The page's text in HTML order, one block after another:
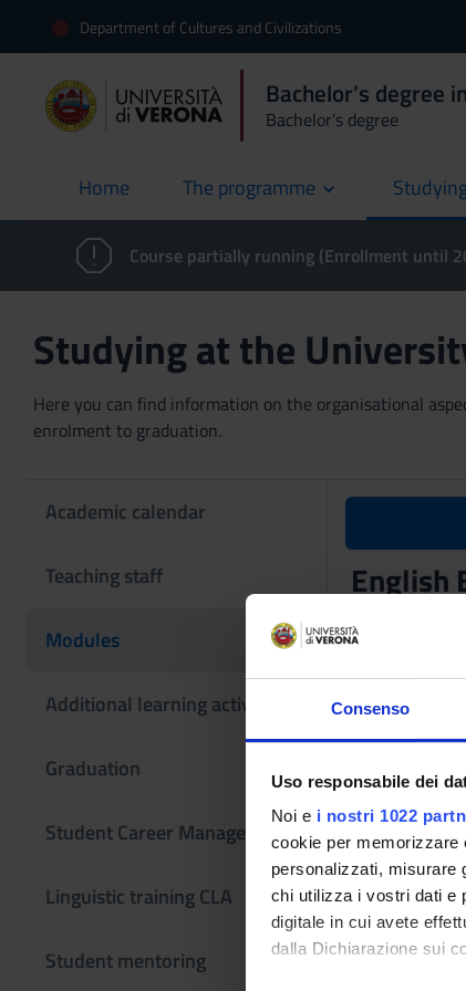
Consenso
Uso responsabile dei
Noi e i nostri 1022
cookie per memorizzare
personalizzati, misurare
chi utilizza i vostri dati e
digitale in cui avete
dalla Dichiarazione sui
Department of Cultures and Civilizations
Bachelor’s degree
Bachelor's degree
Home
current The programme
Course partially running (Enrollment until
Studying at the
Here you can find information on the organisational
enrolment to graduation.
Academic calendar
Teaching staff
Modules
Additional learning activities
Graduation
Student Career Management
Linguistic training CLA
Student mentoring
English
Teaching code
4S02842
Italian